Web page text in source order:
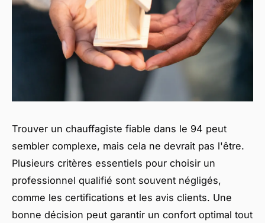
Trouver un chauffagiste fiable dans le 94 peut
sembler complexe, mais cela ne devrait pas l'être.
Plusieurs critères essentiels pour choisir un
professionnel qualifié sont souvent négligés,
comme les certifications et les avis clients. Une
bonne décision peut garantir un confort optimal tout